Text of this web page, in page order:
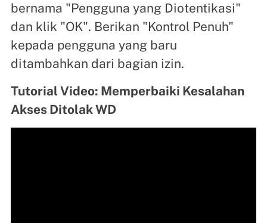
bernama "Pengguna yang Diotentikasi"
dan klik "OK". Berikan "Kontrol Penuh"
kepada pengguna yang baru
ditambahkan dari bagian izin.
Tutorial Video: Memperbaiki Kesalahan
Akses Ditolak WD